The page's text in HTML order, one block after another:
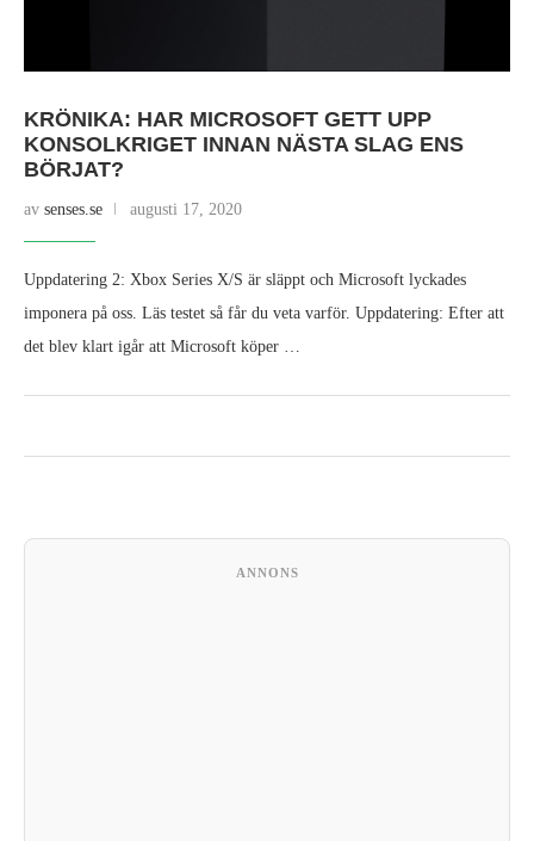
KRÖNIKA: HAR MICROSOFT GETT UPP
KONSOLKRIGET INNAN NÄSTA SLAG ENS
BÖRJAT?
av senses.se augusti 17, 2020
Uppdatering 2: Xbox Series X/S är släppt och Microsoft lyckades
imponera på oss. Läs testet så får du veta varför. Uppdatering: Efter att
det blev klart igår att Microsoft köper …
ANNONS